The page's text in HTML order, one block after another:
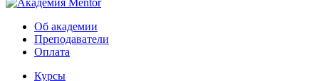
Об академии
Преподаватели
Оплата
Курсы